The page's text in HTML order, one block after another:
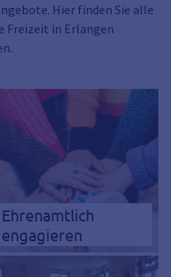
Hier finden Sie alle
Freizeit in Erlangen
Ehrenamtlich
engagieren